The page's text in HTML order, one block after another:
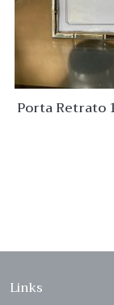
Porta Retrato
Links